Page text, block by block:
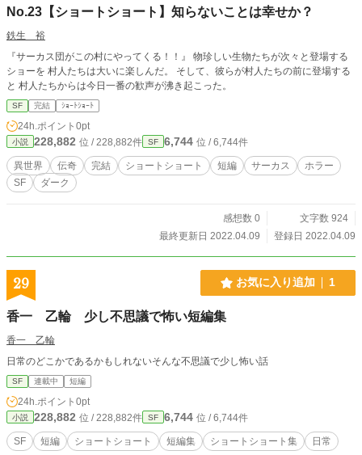
No.23【ショートショート】知らないことは幸せか？
鉄生 裕
『サーカス団がこの村にやってくる！！』 物珍しい生物たちが次々と登場する
ショーを 村人たちは大いに楽しんだ。 そして、彼らが村人たちの前に登場する
と 村人たちからは今日一番の歓声が沸き起こった。
SF 完結 ｼｮｰﾄｼｮｰﾄ
24h.ポイント 0pt
小説 228,882 位 / 228,882件 SF 6,744 位 / 6,744件
異世界 伝奇 完結 ショートショート 短編 サーカス
ホラー
SF
ダーク
感想数 0
文字数 924
最終更新日 2022.04.09
登録日 2022.04.09
29 お気に入り追加 1
香一 乙輪 少し不思議で怖い短編集
香一 乙輪
日常のどこかであるかもしれないそんな不思議で少し怖い話
SF 連載中 短編
24h.ポイント 0pt
小説 228,882 位 / 228,882件 SF 6,744 位 / 6,744件
SF 短編 ショートショート 短編集 ショートショート集 日常